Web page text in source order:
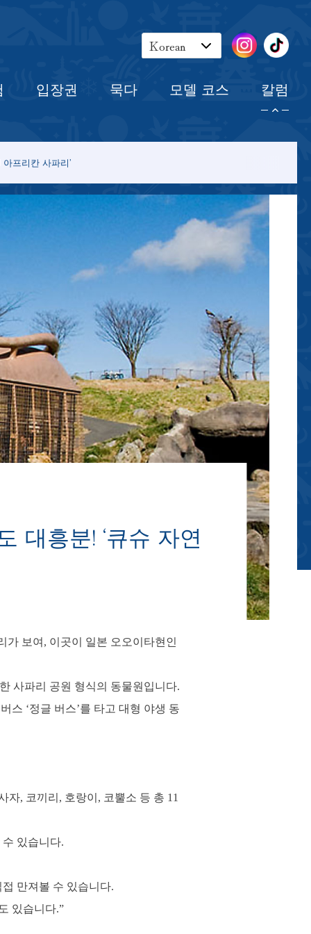
Japanese
Korean
입장권 묵다 모델 코스 칼럼
프리칸 사파리’
대흥분! ‘큐슈 자연
가 보여, 이곳이 일본 오오이타현인
사파리 공원 형식의 동물원입니다.
스 ‘정글 버스’를 타고 대형 야생 동
자, 코끼리, 호랑이, 코뿔소 등 총 11
있습니다.
만져볼 수 있습니다.
있습니다.”